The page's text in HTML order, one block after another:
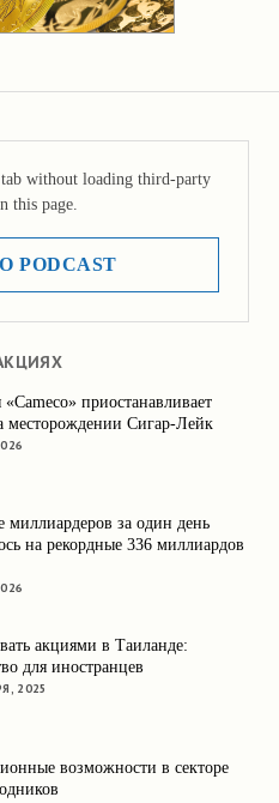
tab without loading third-party
this page.
PODCAST
приостанавливает
месторождении Сигар-Лейк
миллиардеров за один день
на рекордные 336 миллиардов
акциями в Таиланде:
для иностранцев
2025
возможности в секторе